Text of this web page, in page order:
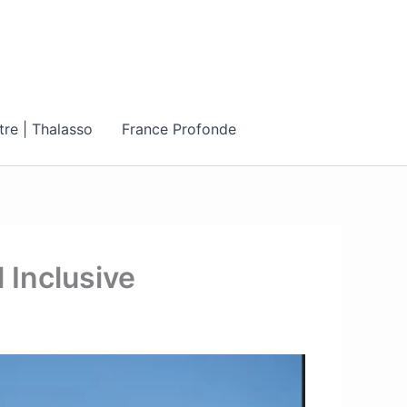
| Thalasso France Profonde
Inclusive